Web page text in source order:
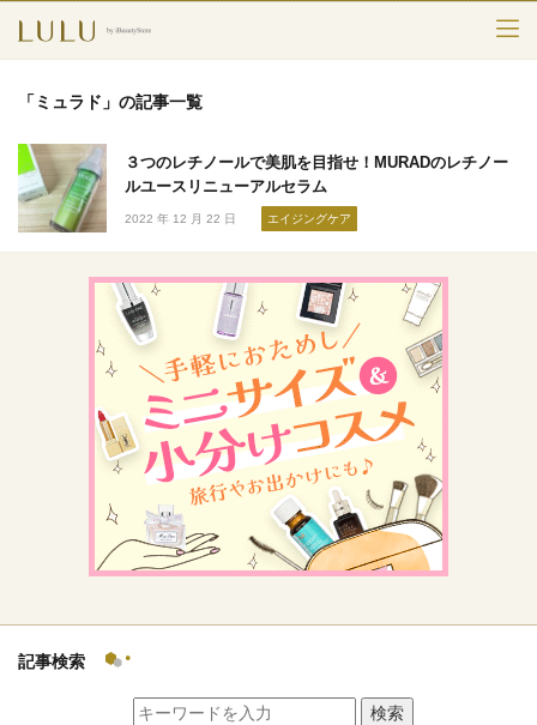
スキンケア
メークアップ
エイジングケア
フレグランス
ボディ＆ヘア
ライフスタイル
検索
「ミュラド」の記事一覧
３つのレチノールで美肌を目指せ！MURADのレチノー
ルユースリニューアルセラム
2022 年 12 月 22 日 エイジングケア
記事検索
検索